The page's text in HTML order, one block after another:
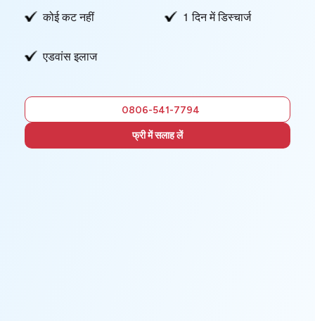
फ्री में सलाह
लें
कोई कट नहीं 1 दिन में डिस्चार्ज
एडवांस इलाज
0806-541-7794
फ्री में सलाह लें